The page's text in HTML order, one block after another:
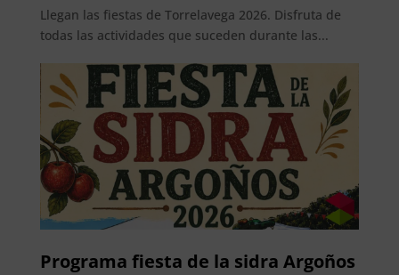
Llegan las fiestas de Torrelavega 2026. Disfruta de
todas las actividades que suceden durante las...
Programa fiesta de la sidra Argoños